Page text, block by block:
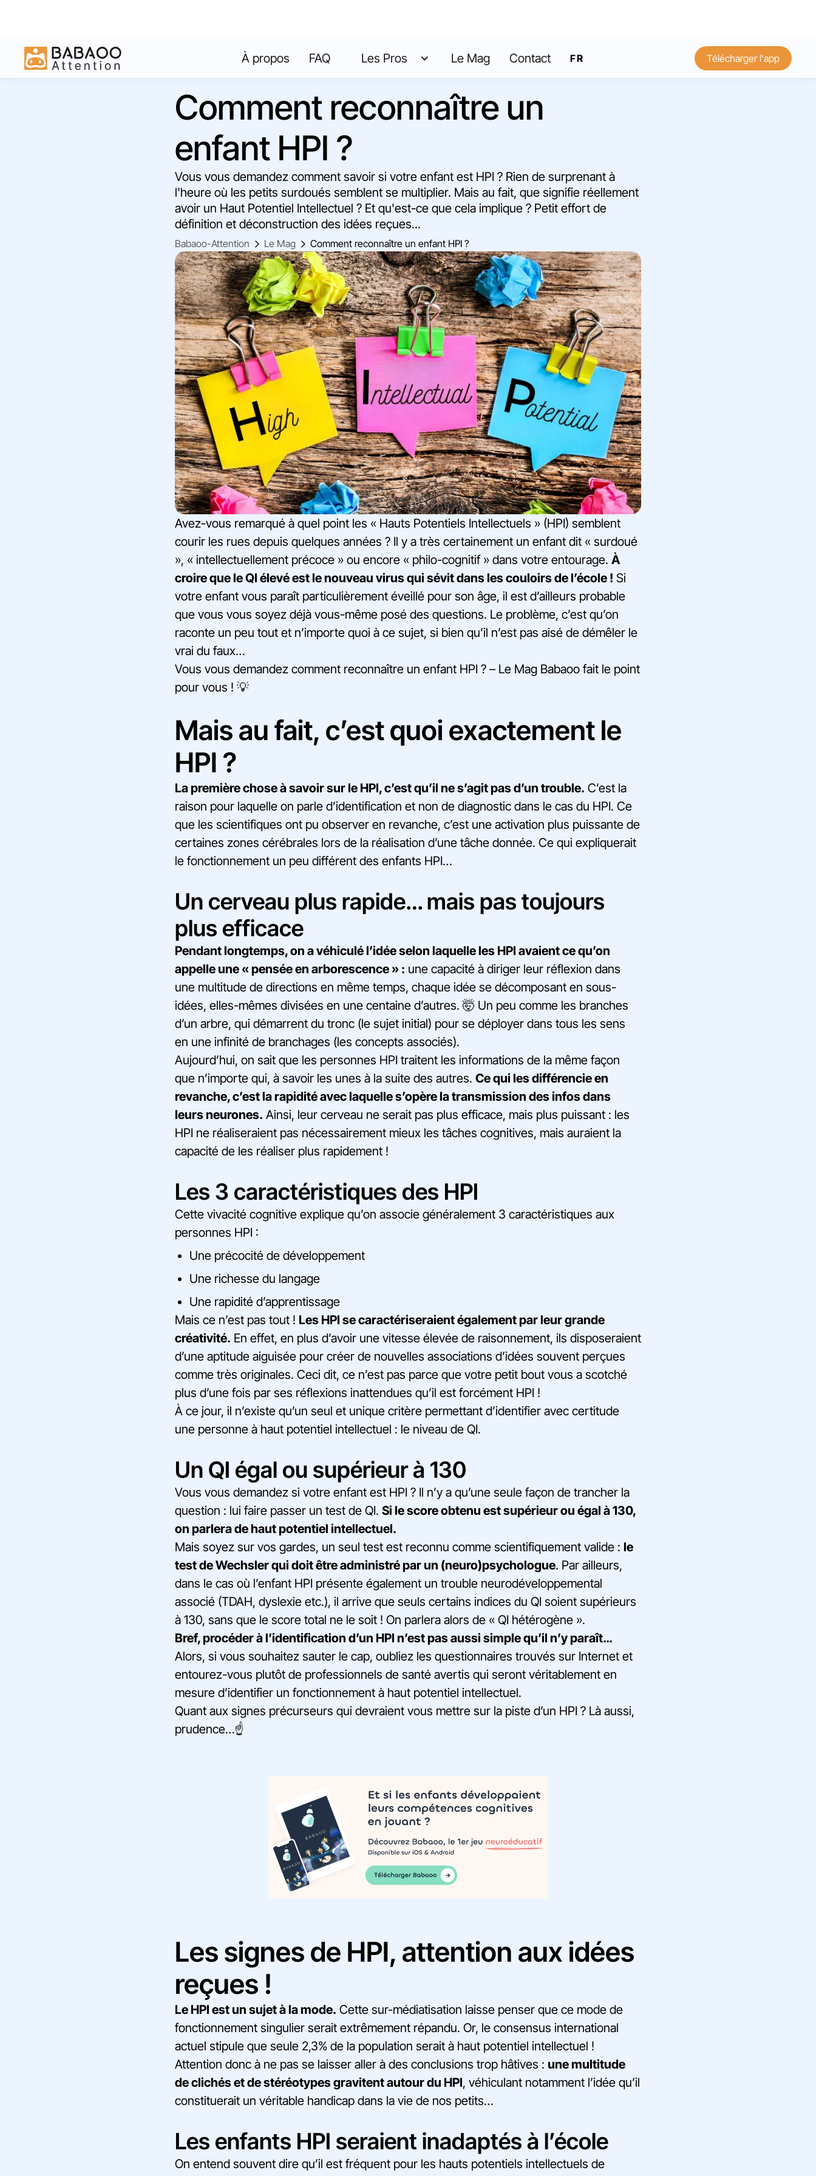
À propos FAQ Les Pros Le Mag Contact FR
EN Télécharger l'app
Comment reconnaître un
enfant HPI ?
Vous vous demandez comment savoir si votre enfant est HPI ? Rien de surprenant à
l'heure où les petits surdoués semblent se multiplier. Mais au fait, que signifie réellement
avoir un Haut Potentiel Intellectuel ? Et qu'est-ce que cela implique ? Petit effort de
définition et déconstruction des idées reçues...
Babaoo-Attention Le Mag Comment reconnaître un enfant HPI ?
Avez-vous remarqué à quel point les « Hauts Potentiels Intellectuels » (HPI) semblent
courir les rues depuis quelques années ? Il y a très certainement un enfant dit « surdoué
», « intellectuellement précoce » ou encore « philo-cognitif » dans votre entourage. À
croire que le QI élevé est le nouveau virus qui sévit dans les couloirs de l’école ! Si
votre enfant vous paraît particulièrement éveillé pour son âge, il est d’ailleurs probable
que vous vous soyez déjà vous-même posé des questions. Le problème, c’est qu’on
raconte un peu tout et n’importe quoi à ce sujet, si bien qu’il n’est pas aisé de démêler le
vrai du faux…
Vous vous demandez comment reconnaître un enfant HPI ? – Le Mag Babaoo fait le point
pour vous ! 💡
Mais au fait, c’est quoi exactement le
HPI ?
La première chose à savoir sur le HPI, c’est qu’il ne s’agit pas d’un trouble. C’est la
raison pour laquelle on parle d’identification et non de diagnostic dans le cas du HPI. Ce
que les scientifiques ont pu observer en revanche, c’est une activation plus puissante de
certaines zones cérébrales lors de la réalisation d’une tâche donnée. Ce qui expliquerait
le fonctionnement un peu différent des enfants HPI…
Un cerveau plus rapide… mais pas toujours
plus efficace
Pendant longtemps, on a véhiculé l’idée selon laquelle les HPI avaient ce qu’on
appelle une « pensée en arborescence » : une capacité à diriger leur réflexion dans
une multitude de directions en même temps, chaque idée se décomposant en sous-
idées, elles-mêmes divisées en une centaine d’autres. 🤯 Un peu comme les branches
d’un arbre, qui démarrent du tronc (le sujet initial) pour se déployer dans tous les sens
en une infinité de branchages (les concepts associés).
Aujourd’hui, on sait que les personnes HPI traitent les informations de la même façon
que n’importe qui, à savoir les unes à la suite des autres. Ce qui les différencie en
revanche, c’est la rapidité avec laquelle s’opère la transmission des infos dans
leurs neurones. Ainsi, leur cerveau ne serait pas plus efficace, mais plus puissant : les
HPI ne réaliseraient pas nécessairement mieux les tâches cognitives, mais auraient la
capacité de les réaliser plus rapidement !
Les 3 caractéristiques des HPI
Cette vivacité cognitive explique qu’on associe généralement 3 caractéristiques aux
personnes HPI :
Une précocité de développement
Une richesse du langage
Une rapidité d’apprentissage
Mais ce n’est pas tout ! Les HPI se caractériseraient également par leur grande
créativité. En effet, en plus d’avoir une vitesse élevée de raisonnement, ils disposeraient
d’une aptitude aiguisée pour créer de nouvelles associations d’idées souvent perçues
comme très originales. Ceci dit, ce n’est pas parce que votre petit bout vous a scotché
plus d’une fois par ses réflexions inattendues qu’il est forcément HPI !
À ce jour, il n’existe qu’un seul et unique critère permettant d’identifier avec certitude
une personne à haut potentiel intellectuel : le niveau de QI.
Un QI égal ou supérieur à 130
Vous vous demandez si votre enfant est HPI ? Il n’y a qu’une seule façon de trancher la
question : lui faire passer un test de QI. Si le score obtenu est supérieur ou égal à 130,
on parlera de haut potentiel intellectuel.
Mais soyez sur vos gardes, un seul test est reconnu comme scientifiquement valide : le
test de Wechsler qui doit être administré par un (neuro)psychologue. Par ailleurs,
dans le cas où l’enfant HPI présente également un trouble neurodéveloppemental
associé (TDAH, dyslexie etc.), il arrive que seuls certains indices du QI soient supérieurs
à 130, sans que le score total ne le soit ! On parlera alors de « QI hétérogène ».
Bref, procéder à l’identification d’un HPI n’est pas aussi simple qu’il n’y paraît…
Alors, si vous souhaitez sauter le cap, oubliez les questionnaires trouvés sur Internet et
entourez-vous plutôt de professionnels de santé avertis qui seront véritablement en
mesure d’identifier un fonctionnement à haut potentiel intellectuel.
Quant aux signes précurseurs qui devraient vous mettre sur la piste d’un HPI ? Là aussi,
prudence…☝️
Les signes de HPI, attention aux idées
reçues !
Le HPI est un sujet à la mode. Cette sur-médiatisation laisse penser que ce mode de
fonctionnement singulier serait extrêmement répandu. Or, le consensus international
actuel stipule que seule 2,3% de la population serait à haut potentiel intellectuel !
Attention donc à ne pas se laisser aller à des conclusions trop hâtives : une multitude
de clichés et de stéréotypes gravitent autour du HPI, véhiculant notamment l’idée qu’il
constituerait un véritable handicap dans la vie de nos petits…
Les enfants HPI seraient inadaptés à l’école
On entend souvent dire qu’il est fréquent pour les hauts potentiels intellectuels de